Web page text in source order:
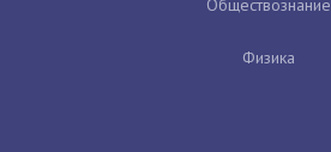
Обществознание
Физика